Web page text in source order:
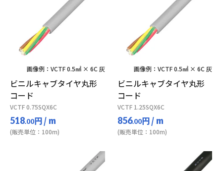
画像例：VCTF 0.5㎟ × 6C 灰
ビニルキャブタイヤ丸形
コード
VCTF 0.75SQX6C
518.00円/ m
(販売単位：100m)
画像例：VCTF 0.5㎟ × 6C 灰
ビニルキャブタイヤ丸形
コード
VCTF 1.25SQX6C
856.00円/ m
(販売単位：100m)